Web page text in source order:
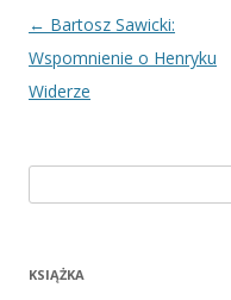
Nawigacja
wpisu
← Bartosz Sawicki:
Wspomnienie o Henryku
Widerze
KSIĄŻKA